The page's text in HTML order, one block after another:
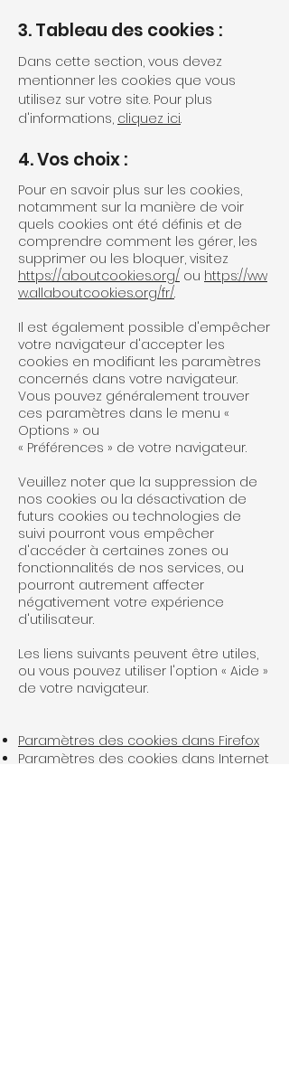
3. Tableau des cookies :
Dans cette section, vous devez
mentionner les cookies que vous
utilisez sur votre site. Pour plus
d'informations, cliquez ici.
4. Vos choix :
Pour en savoir plus sur les cookies,
notamment sur la manière de voir
quels cookies ont été définis et de
comprendre comment les gérer, les
supprimer ou les bloquer, visitez
https://aboutcookies.org/ ou https://ww
w.allaboutcookies.org/fr/.
Il est également possible d'empêcher
votre navigateur d'accepter les
cookies en modifiant les paramètres
concernés dans votre navigateur.
Vous pouvez généralement trouver
ces paramètres dans le menu «
Options » ou
« Préférences » de votre navigateur.
Veuillez noter que la suppression de
nos cookies ou la désactivation de
futurs cookies ou technologies de
suivi pourront vous empêcher
d'accéder à certaines zones ou
fonctionnalités de nos services, ou
pourront autrement affecter
négativement votre expérience
d'utilisateur.
Les liens suivants peuvent être utiles,
ou vous pouvez utiliser l'option « Aide »
de votre navigateur.
Paramètres des cookies dans Firefox
Paramètres des cookies dans Internet